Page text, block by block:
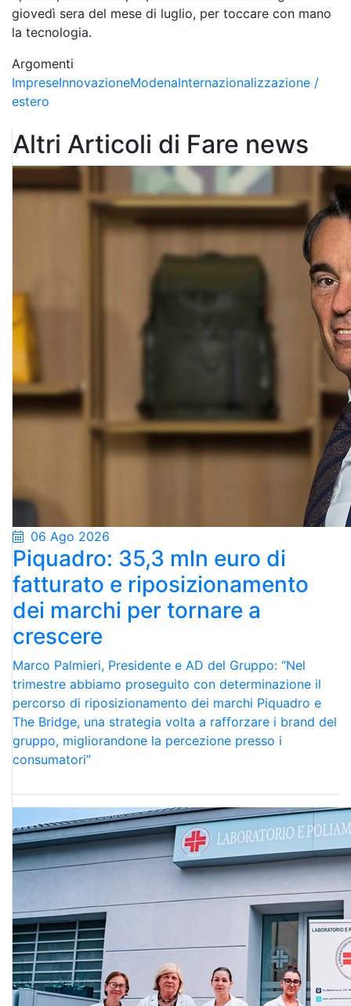
giovedì sera del mese di luglio, per toccare con mano
la tecnologia.
Argomenti
ImpreseInnovazioneModenaInternazionalizzazione /
estero
Altri Articoli di Fare news
06 Ago 2026
Piquadro: 35,3 mln euro di
fatturato e riposizionamento
dei marchi per tornare a
crescere
Marco Palmieri, Presidente e AD del Gruppo: “Nel
trimestre abbiamo proseguito con determinazione il
percorso di riposizionamento dei marchi Piquadro e
The Bridge, una strategia volta a rafforzare i brand del
gruppo, migliorandone la percezione presso i
consumatori”